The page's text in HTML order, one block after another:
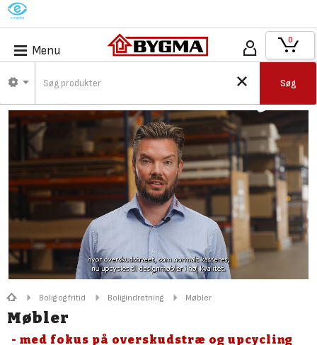
M
Menu
Søg
0
Bolig og fritid Boligindretning Møbler
Møbler
- med fokus på overskudstræ og upcycling